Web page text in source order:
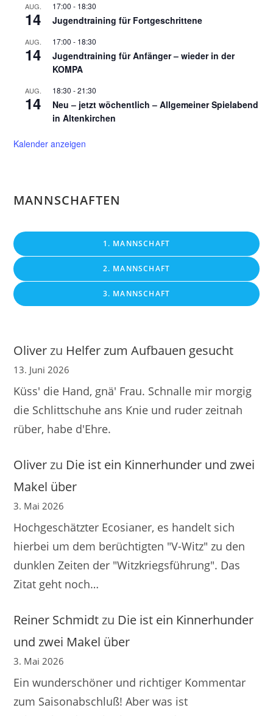
AUG.
14
17:00 - 18:30
Jugendtraining für Fortgeschrittene
AUG.
14
17:00 - 18:30
Jugendtraining für Anfänger – wieder in der
KOMPA
AUG.
14
18:30 -21:30
Neu – jetzt wöchentlich – Allgemeiner Spielabend
in Altenkirchen
Kalender anzeigen
MANNSCHAFTEN
1. MANNSCHAFT
2. MANNSCHAFT
3. MANNSCHAFT
Oliverzu Helfer zum Aufbauen gesucht
13. Juni 2026
Küss' die Hand, gnä' Frau. Schnalle mir morgig
die Schlittschuhe ans Knie und ruder zeitnah
rüber, habe d'Ehre.
Oliverzu Die ist ein Kinnerhunder und zwei
Makel über
3. Mai 2026
Hochgeschätzter Ecosianer, es handelt sich
hierbei um dem berüchtigten "V-Witz" zu den
dunklen Zeiten der "Witzkriegsführung". Das
Zitat geht noch…
Reiner Schmidtzu Die ist ein Kinnerhunder
und zwei Makel über
3. Mai 2026
Ein wunderschöner und richtiger Kommentar
zum Saisonabschluß! Aber was ist